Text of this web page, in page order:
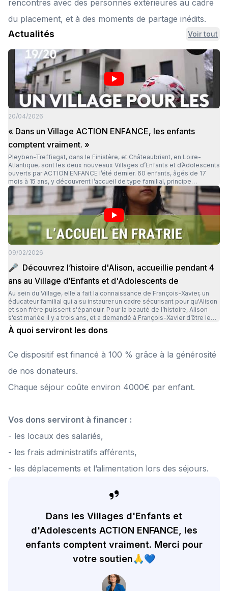
rencontres avec des personnes extérieures au cadre
du placement, et à des moments de partage inédits.
Actualités Voir tout
20/04/2026
« Dans un Village ACTION ENFANCE, les enfants
comptent vraiment. »
Pleyben-Treffiagat, dans le Finistère, et Châteaubriant, en Loire-
Atlantique, sont les deux nouveaux Villages d’Enfants et d’Adolescents
ouverts par ACTION ENFANCE l’été dernier. 60 enfants, âgés de 17
mois à 15 ans, y découvrent l’accueil de type familial, principe
fondamental du Projet de la Fondation. Lorsque les enfants arrivent,
tout doit être prêt pour qu’ils puissent s’installer et se poser aussi
rapidement que possible et que l’accueil de type familial de la
Fondation puisse s’y déployer au mieux. C’est pourquoi une attention
très particulière est accordée à l’intégration des équipes éducatives
qui prennent leur poste deux semaines avant l’arrivée des enfants.
Grâce à vos dons, les équipes peuvent mener à bien leurs mission :
merci !
09/02/2026
🎤 Découvrez l’histoire d'Alison, accueillie pendant 4
ans au Village d'Enfants et d'Adolescents de
Au sein du Village, elle a fait la connaissance de François-Xavier, un
éducateur familial qui a su instaurer un cadre sécurisant pour qu'Alison
et son frère puissent s'épanouir. Pour la beauté de l’histoire, Alison
s’est mariée il y a trois ans, et a demandé à François-Xavier d’être le
témoin de cette union. Grâce à vos dons, vous aidez la Fondation
ACTION ENFANCE dans ses missions d'accompagnement des enfants
merci 🙏🏼 💻 Pour découvrir le témoignage complet d'Alison c'est ici :
https://www.actionenfance.org/jai-rencontre-des-educateurs-qui-
ont-cru-en-moi/
À quoi serviront les dons
Ce dispositif est financé à 100 % grâce à la générosité
de nos donateurs.
Chaque séjour coûte environ 4000€ par enfant.
Vos dons serviront à financer :
- les locaux des salariés,
- les frais administratifs afférents,
- les déplacements et l’alimentation lors des séjours.
Dans les Villages d'Enfants et
d'Adolescents ACTION ENFANCE, les
enfants comptent vraiment. Merci pour
votre soutien🙏💙